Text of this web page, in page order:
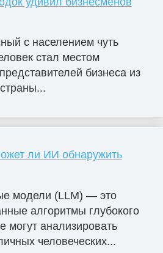
с населением чуть
стал местом
бизнеса из
ли ИИ обнаружить
модели (LLM) — это
алгоритмы глубокого
могут анализировать
человеческих...